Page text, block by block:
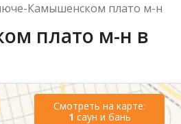
Камышенском плато м-н
плато м-н в
Смотреть на карте:
1 саун и бань